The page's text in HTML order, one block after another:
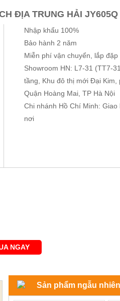
ĐỊA TRUNG HẢI JY605Q
Nhập khẩu 100%
Bảo hành 2 năm
Miễn phí vận chuyển, lắp đặp
Showroom HN: L7-31 (TT7-
tầng, Khu đô thị mới Đại Kim,
Quận Hoàng Mai, TP Hà Nội
Chi nhánh Hồ Chí Minh: Giao
nơi
NGAY
Sản phẩm ngẫu nhiên